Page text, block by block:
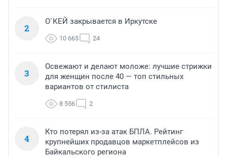
2
О`КЕЙ закрывается в Иркутске
10 665 24
3
Освежают и делают моложе: лучшие стрижки
для женщин после 40 — топ стильных
вариантов от стилиста
8 556 2
4
Кто потерял из-за атак БПЛА. Рейтинг
крупнейших продавцов маркетплейсов из
Байкальского региона